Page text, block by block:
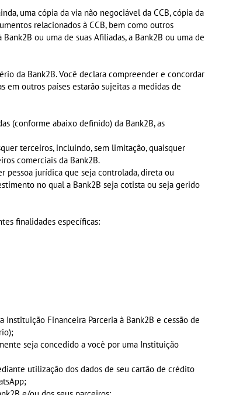
uma cópia da via não negociável da CCB, cópia da
relacionados à CCB, bem como outros
ou uma de suas Afiliadas, a Bank2B ou uma de
da Bank2B. Você declara compreender e concordar
em outros países estarão sujeitas a medidas de
(conforme abaixo definido) da Bank2B, as
terceiros, incluindo, sem limitação, quaisquer
comerciais da Bank2B.
pessoa jurídica que seja controlada, direta ou
no qual a Bank2B seja cotista ou seja gerido
finalidades específicas:
Financeira Parceria à Bank2B e cessão de
seja concedido a você por uma Instituição
utilização dos dados de seu cartão de crédito